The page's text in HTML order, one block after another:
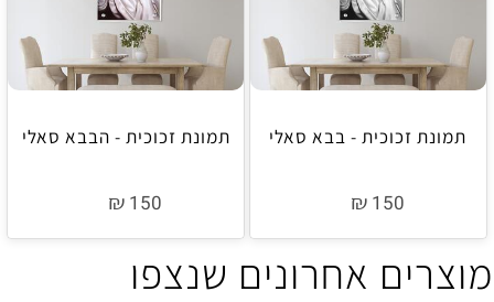
תמונת זכוכית - בבא סאלי
₪ 150
תמונת זכוכית - הבבא סאלי
₪ 150
מוצרים אחרונים שנצפו